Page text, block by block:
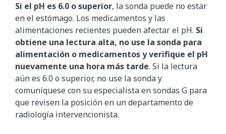
Si el pH es 6.0 o superior, la sonda puede no estar
en el estómago. Los medicamentos y las
alimentaciones recientes pueden afectar el pH. Si
obtiene una lectura alta, no use la sonda para
alimentación o medicamentos y verifique el pH
nuevamente una hora más tarde. Si la lectura
aún es 6.0 o superior, no use la sonda y
comuníquese con su especialista en sondas G para
que revisen la posición en un departamento de
radiología intervencionista.